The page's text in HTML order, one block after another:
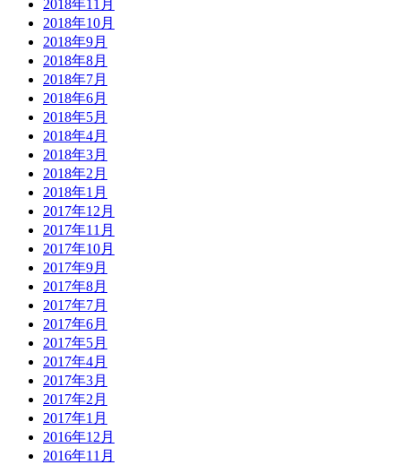
2018年11月
2018年10月
2018年9月
2018年8月
2018年7月
2018年6月
2018年5月
2018年4月
2018年3月
2018年2月
2018年1月
2017年12月
2017年11月
2017年10月
2017年9月
2017年8月
2017年7月
2017年6月
2017年5月
2017年4月
2017年3月
2017年2月
2017年1月
2016年12月
2016年11月